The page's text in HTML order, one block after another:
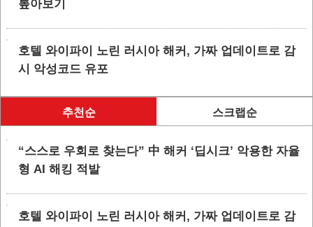
톺아보기
호텔 와이파이 노린 러시아 해커, 가짜 업데이트로 감
시 악성코드 유포
추천순 스크랩순
“스스로 우회로 찾는다” 中 해커 ‘딥시크’ 악용한 자율
형 AI 해킹 적발
호텔 와이파이 노린 러시아 해커, 가짜 업데이트로 감